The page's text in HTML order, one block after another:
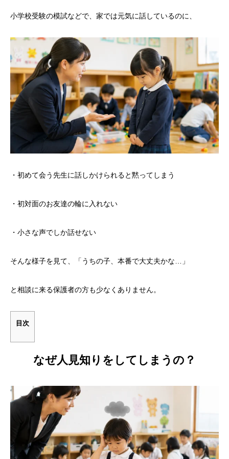
小学校受験の模試などで、家では元気に話しているのに、
・初めて会う先生に話しかけられると黙ってしまう
・初対面のお友達の輪に入れない
・小さな声でしか話せない
そんな様子を見て、「うちの子、本番で大丈夫かな…」
と相談に来る保護者の方も少なくありません。
目次
なぜ人見知りをしてしまうの？